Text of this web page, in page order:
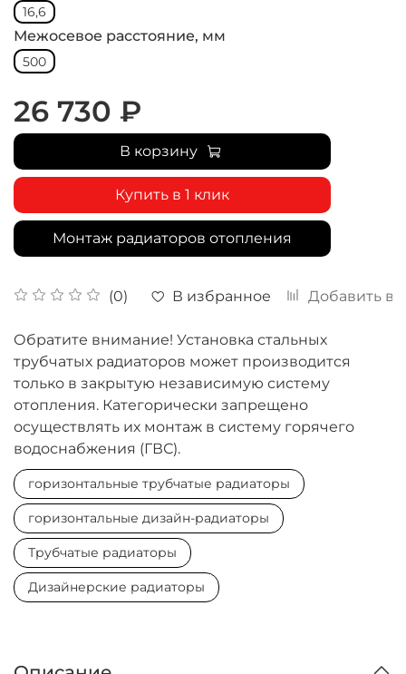
(0) В избранное Добавить в
16,6
Межосевое расстояние, мм
500
26 730 ₽
В корзину
Купить в 1 клик
Монтаж радиаторов отопления
Обратите внимание! Установка стальных
трубчатых радиаторов может производится
только в закрытую независимую систему
отопления. Категорически запрещено
осуществлять их монтаж в систему горячего
водоснабжения (ГВС).
горизонтальные трубчатые радиаторы
горизонтальные дизайн-радиаторы
Трубчатые радиаторы
Дизайнерские радиаторы